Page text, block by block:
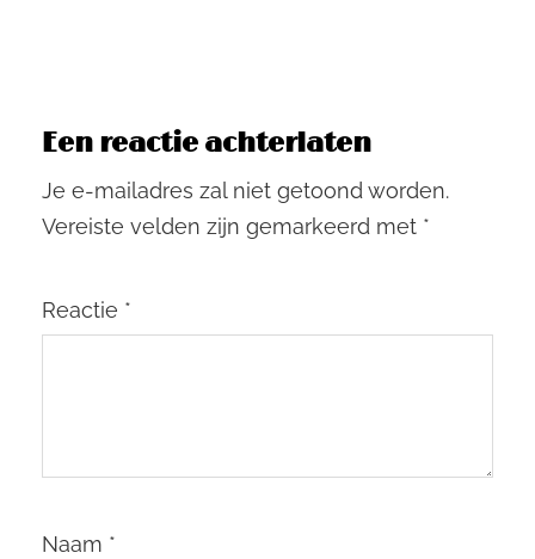
Een reactie achterlaten
Je e-mailadres zal niet getoond worden.
Vereiste velden zijn gemarkeerd met *
Reactie *
Naam *